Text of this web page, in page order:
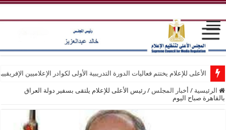
الأعلى للإعلام يختتم فعاليات الدورة التدريبية الأولى لكوادر الإعلاميين
الرئيسية / أخبار المجلس / رئيس الأعلى للإعلام يلتقى بسفير دولة العراق
بالقاهرة صباح اليوم